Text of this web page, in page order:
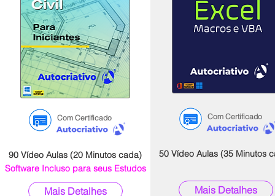
Com Certificado
90 Vídeo Aulas (20 Minutos cada)
Software Incluso para seus Estudos
Mais Detalhes
Com Certificado
50 Vídeo Aulas (35 Minutos
Mais Detalhes